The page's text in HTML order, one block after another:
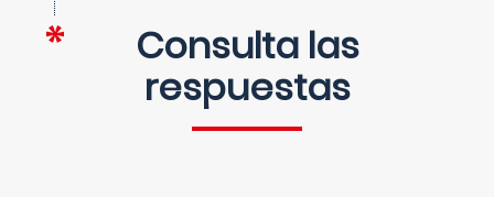
Consulta las
respuestas